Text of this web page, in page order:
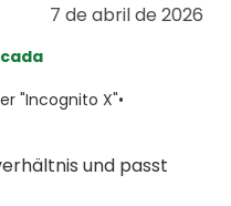
7 de abril de 2026
"Incognito X"•
und passt